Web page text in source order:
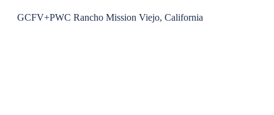
GCFV+PWC Rancho Mission Viejo, California